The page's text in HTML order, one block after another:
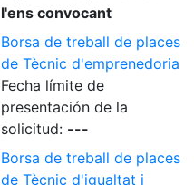
l'ens convocant
Borsa de treball de places
de Tècnic d'emprenedoria
Fecha límite de
presentación de la
solicitud: ---
Borsa de treball de places
de Tècnic d'igualtat i